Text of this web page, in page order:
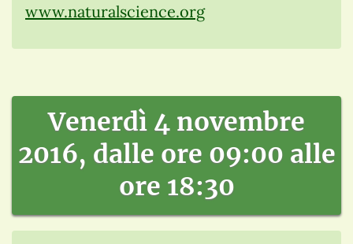
www.naturalscience.org
Venerdì 4 novembre
2016, dalle ore 09:00 alle
ore 18:30